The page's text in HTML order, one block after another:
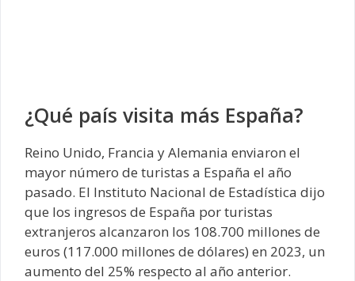
¿Qué país visita más España?
Reino Unido, Francia y Alemania enviaron el
mayor número de turistas a España el año
pasado. El Instituto Nacional de Estadística dijo
que los ingresos de España por turistas
extranjeros alcanzaron los 108.700 millones de
euros (117.000 millones de dólares) en 2023, un
aumento del 25% respecto al año anterior.